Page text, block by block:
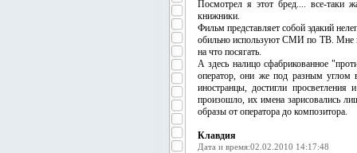
Посмотрел я этот бред.... все-таки
книжники.
Фильм представляет собой эдакий
обильно используют СМИ по ТВ. Мне
на что посягать.
А здесь налицо сфабрикованное
оператор, они же под разным углом
иностранцы, достигли
произошло, их имена зарисовались
образы от оператора до композитора.
Клавдия
Дата и время:02.02.2010 14:17:48